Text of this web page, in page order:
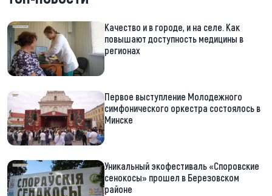
Качество и в городе, и на селе. Как
повышают доступность медицины в
регионах
Первое выступление Молодежного
симфонического оркестра состоялось в
Минске
Уникальный экофестиваль «Споровские
сенокосы» прошел в Березовском
районе